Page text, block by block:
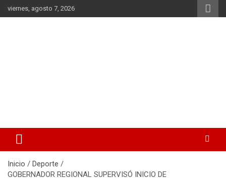
Saltar
al
viernes, agosto 7, 2026
Inicio
Deporte
GOBERNADOR REGIONAL SUPERVISÓ INICIO DE